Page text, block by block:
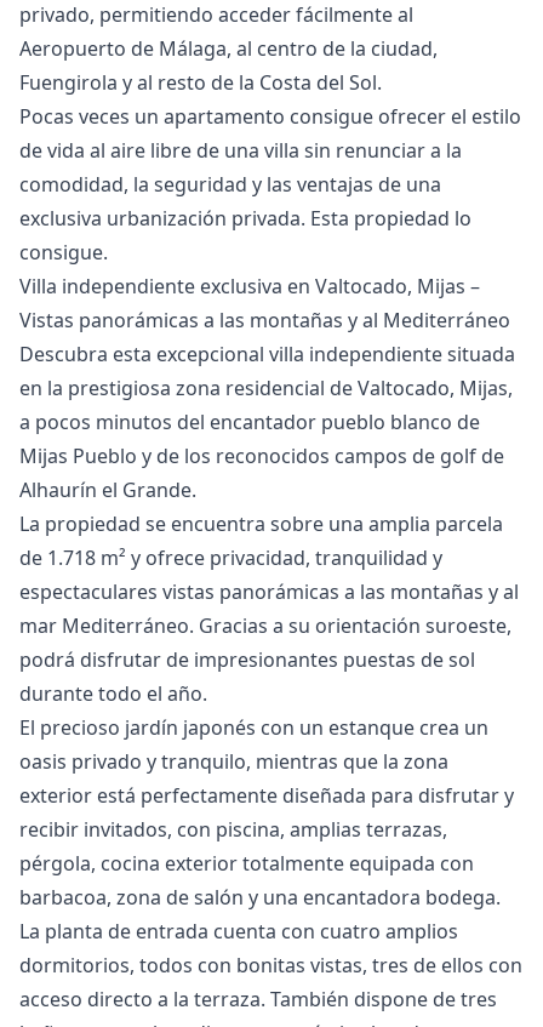
privado, permitiendo acceder fácilmente al
Aeropuerto de Málaga, al centro de la ciudad,
Fuengirola y al resto de la Costa del Sol.
Pocas veces un apartamento consigue ofrecer ‌el ‌estilo
‌de ‌vida ‌al aire libre de una ‌villa ‌sin ‌renunciar a la
‌comodidad, ‌la ‌seguridad ‌y las ‌ventajas de una
‌exclusiva ‌urbanización ‌privada. ‌Esta ‌propiedad ‌lo
‌consigue.
Villa independiente exclusiva en Valtocado, Mijas –
Vistas panorámicas a las montañas y al Mediterráneo
Descubra esta excepcional villa independiente situada
en la prestigiosa zona residencial de Valtocado, Mijas,
a pocos minutos del encantador pueblo blanco de
Mijas Pueblo y de los reconocidos campos de golf de
Alhaurín el Grande.
La propiedad se encuentra sobre una amplia parcela
de 1.718 m² y ofrece privacidad, tranquilidad y
espectaculares vistas panorámicas a las montañas y al
mar Mediterráneo. Gracias a su orientación suroeste,
podrá disfrutar de impresionantes puestas de sol
durante todo el año.
El precioso jardín japonés con un estanque crea un
oasis privado y tranquilo, mientras que la zona
exterior está perfectamente diseñada para disfrutar y
recibir invitados, con piscina, amplias terrazas,
pérgola, cocina exterior totalmente equipada con
barbacoa, zona de salón y una encantadora bodega.
La planta de entrada cuenta con cuatro amplios
dormitorios, todos con bonitas vistas, tres de ellos con
acceso directo a la terraza. También dispone de tres